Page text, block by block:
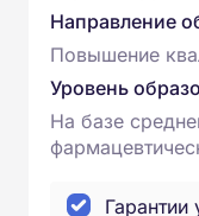
Направление
Повышение
Уровень
На базе
Гарантии